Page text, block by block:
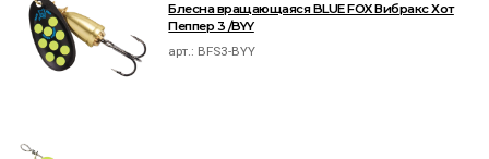
Блесна вращающаяся BLUE FOX Вибракс Хот
Пеппер 3 /BYY
арт.: BFS3-BYY